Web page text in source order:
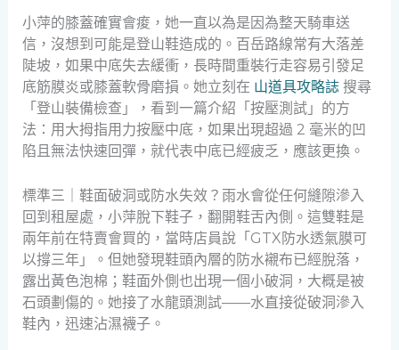
小萍的膝蓋確實會痠，她一直以為是因為整天騎車送
信，沒想到可能是登山鞋造成的。百岳路線常有大落差
陡坡，如果中底失去緩衝，長時間重裝行走容易引發足
底筋膜炎或膝蓋軟骨磨損。她立刻在 山道具攻略誌搜尋
「登山裝備檢查」，看到一篇介紹「按壓測試」的方
法：用大拇指用力按壓中底，如果出現超過 2 毫米的凹
陷且無法快速回彈，就代表中底已經疲乏，應該更換。
標準三｜鞋面破洞或防水失效？雨水會從任何縫隙滲入
回到租屋處，小萍脫下鞋子，翻開鞋舌內側。這雙鞋是
兩年前在特賣會買的，當時店員說「GTX防水透氣膜可
以撐三年」。但她發現鞋頭內層的防水襯布已經脫落，
露出黃色泡棉；鞋面外側也出現一個小破洞，大概是被
石頭劃傷的。她接了水龍頭測試——水直接從破洞滲入
鞋內，迅速沾濕襪子。